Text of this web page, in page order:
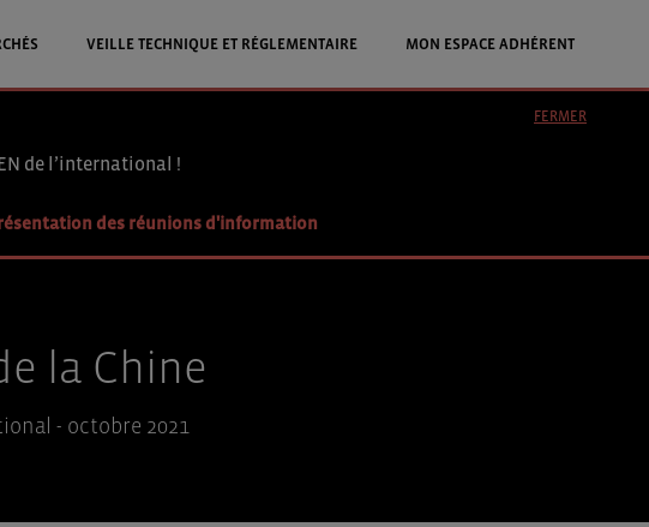
VEILLE TECHNIQUE ET RÉGLEMENTAIRE MON ESPACE ADHÉRENT
de l’international !
des réunions d'information
FERMER
la Chine
- octobre 2021